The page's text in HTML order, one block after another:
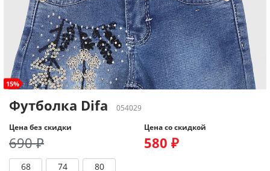
15%
Футболка Difa
054029
Цена без скидки
690 ₽
Цена со скидкой
580 ₽
68 74 80